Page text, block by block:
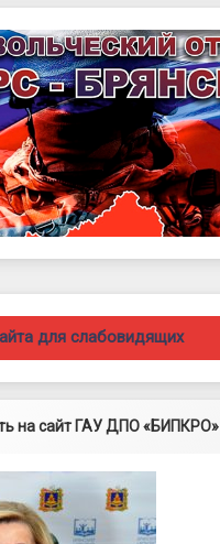
для слабовидящих
на сайт ГАУ ДПО «БИПКРО»